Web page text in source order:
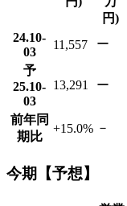
円)
24.10-
03
11,557 ー
予
25.10-
03
13,291 ー
前年同
期比
+15.0% －
今期【予想】